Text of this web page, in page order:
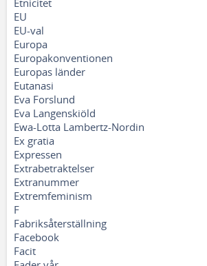
Etnicitet
EU
EU-val
Europa
Europakonventionen
Europas länder
Eutanasi
Eva Forslund
Eva Langenskiöld
Ewa-Lotta Lambertz-Nordin
Ex gratia
Expressen
Extrabetraktelser
Extranummer
Extremfeminism
F
Fabriksåterställning
Facebook
Facit